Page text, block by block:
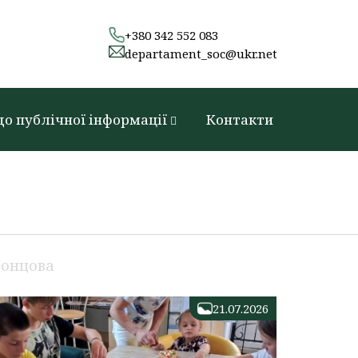
+380 342 552 083
departament_soc@ukr.net
публічної інформації Контакти
21.07.2026